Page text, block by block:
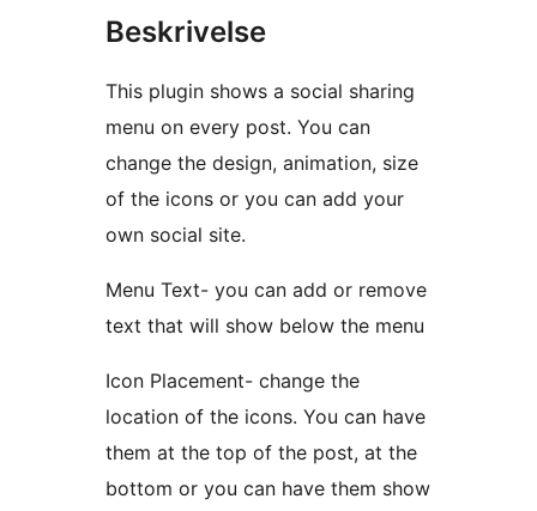
Beskrivelse
This plugin shows a social sharing
menu on every post. You can
change the design, animation, size
of the icons or you can add your
own social site.
Menu Text- you can add or remove
text that will show below the menu
Icon Placement- change the
location of the icons. You can have
them at the top of the post, at the
bottom or you can have them show